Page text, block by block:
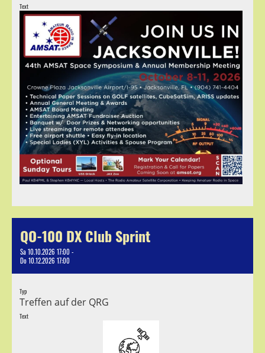
Text
QO-100 DX Club Sprint
Sa 10.10.2026 17:00 -
Do 10.12.2026 17:00
Typ
Treffen auf der QRG
Text